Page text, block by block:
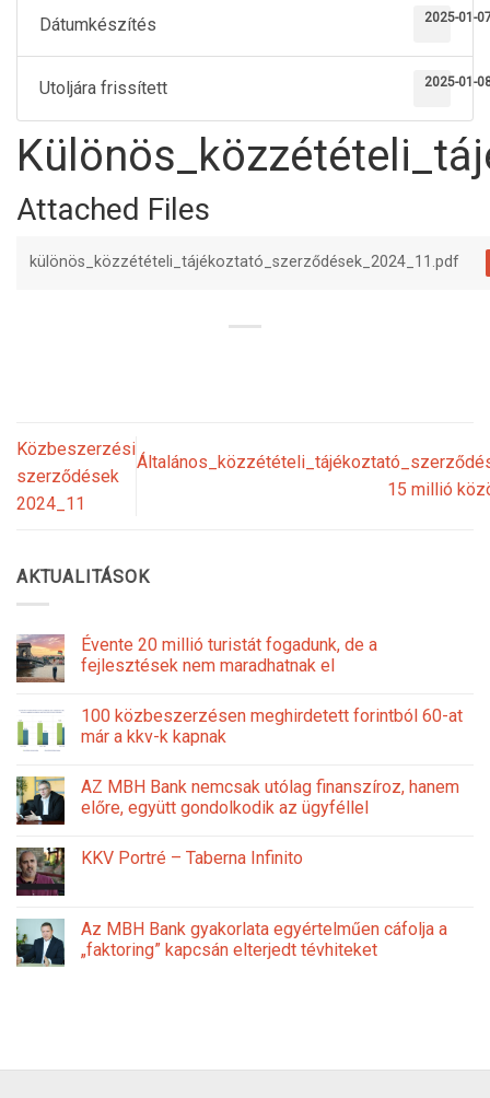
Dátumkészítés 2025-01-
Utoljára frissített 2025-01-
Attached Files
különös_közzétételi_tájékoztató_szerződések_2024_11.pdf
Közbeszerzési
szerződések
2024_11
15 millió
AKTUALITÁSOK
Évente 20 millió turistát fogadunk, de a
fejlesztések nem maradhatnak el
100 közbeszerzésen meghirdetett forintból 60-at
már a kkv-k kapnak
AZ MBH Bank nemcsak utólag finanszíroz, hanem
előre, együtt gondolkodik az ügyféllel
KKV Portré – Taberna Infinito
Az MBH Bank gyakorlata egyértelműen cáfolja a
„faktoring” kapcsán elterjedt tévhiteket